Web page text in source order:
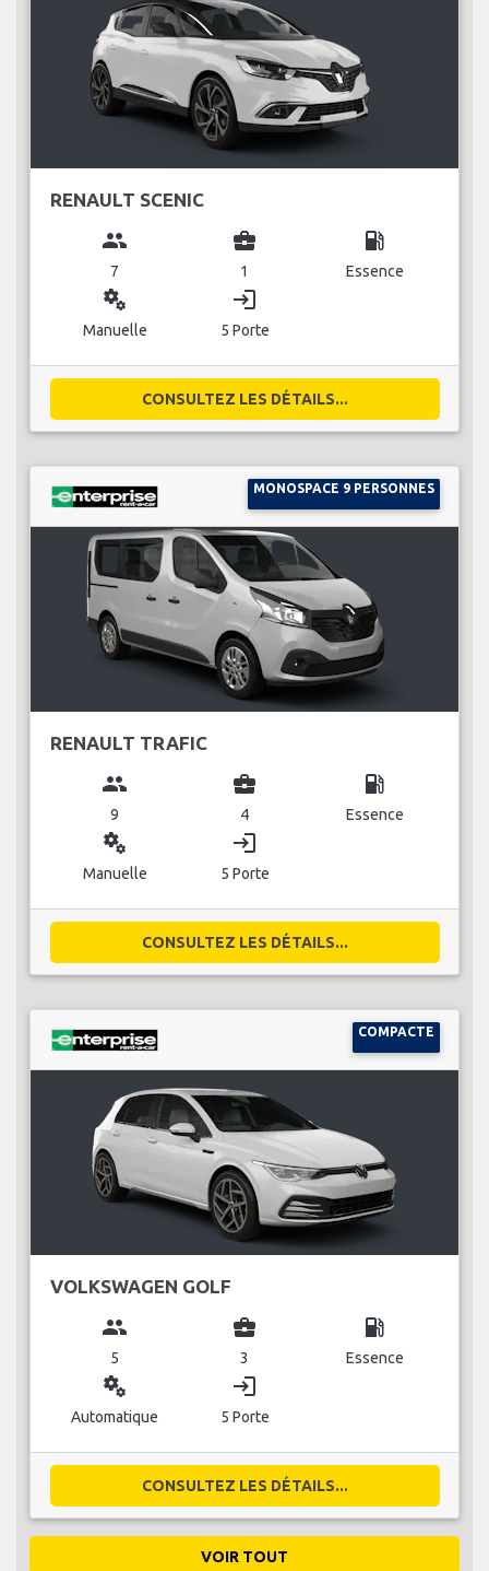
RENAULT SCENIC
group
7
business_center
1
local_gas_station
Essence
miscellaneous_services
Manuelle
login
5 Porte
CONSULTEZ LES DÉTAILS...
MONOSPACE 9 PERSONNES
RENAULT TRAFIC
group
9
business_center
4
local_gas_station
Essence
miscellaneous_services
Manuelle
login
5 Porte
CONSULTEZ LES DÉTAILS...
COMPACTE
VOLKSWAGEN GOLF
group
5
business_center
3
local_gas_station
Essence
miscellaneous_services
Automatique
login
5 Porte
CONSULTEZ LES DÉTAILS...
VOIR TOUT